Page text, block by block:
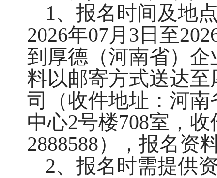
1、报名时间及地
2026年07月3日至
到厚德（河南省）
料以邮寄方式送达
司（收件地址：河
中心2号楼708室，
2888588），报名资
2、报名时需提供